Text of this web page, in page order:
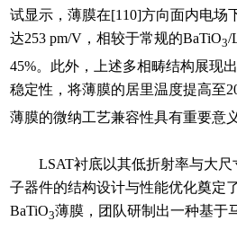
试显示，薄膜在[110]方向面内电场
达253 pm/V，相较于常规的BaTiO3/
45%。此外，上述多相畴结构展现
稳定性，将薄膜的居里温度提高至
薄膜的微纳工艺兼容性具有重要意义
LSAT衬底以其低折射率与大
子器件的结构设计与性能优化奠定
BaTiO3薄膜，团队研制出一种基于